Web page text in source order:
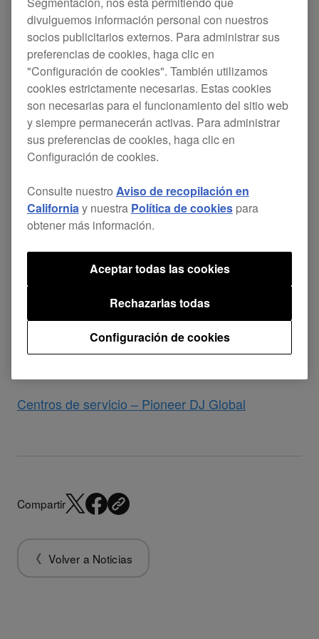
suministro de piezas de repuesto y reparación a
partir del 1 de abril de 2022. Durante la transición
al nuevo sistema, el servicio de pedidos y envíos
de piezas se suspenderá desde el 19 de marzo
hasta el 1 de abril (hora estándar de Japón).
Pedimos disculpas por cualquier inconveniente
durante este período y agradecemos tu paciencia
mientras avanzamos hacia un sistema que
eficiente. Para obtener más información,
comunícate con nuestro centro de servicio en tu
zona a través del siguiente enlace, ya que los
períodos de suspensión varían según las
diferencias horarias con Japón:
Centros de servicio – Pioneer DJ Global
Compartir
Volver a Noticias
divulguemos información personal con nuestros
socios publicitarios externos. Para administrar sus
preferencias de cookies, haga clic en
"Configuración de cookies". También utilizamos
cookies estrictamente necesarias. Estas cookies
son necesarias para el funcionamiento del sitio web
y siempre permanecerán activas. Para administrar
sus preferencias de cookies, haga clic en
Configuración de cookies.
Consulte nuestro Aviso de recopilación en
Californiay nuestra Política de cookiespara
obtener más información.
Configuración de cookies
Rechazarlas todas
Aceptar todas las cookies